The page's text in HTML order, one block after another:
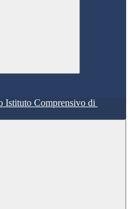
Istituto Comprensivo di